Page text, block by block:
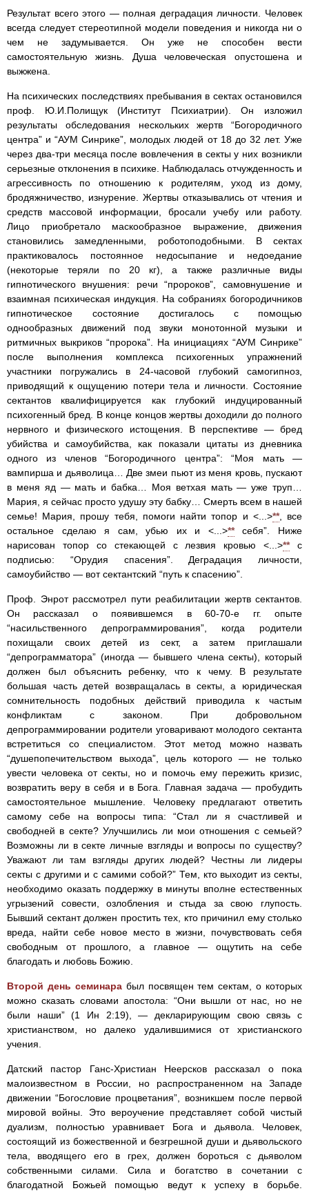
Результат всего этого — полная деградация личности. Человек
всегда следует стереотипной модели поведения и никогда ни о
чем не задумывается. Он уже не способен вести
самостоятельную жизнь. Душа человеческая опустошена и
выжжена.
На психических последствиях пребывания в сектах остановился
проф. Ю.И.Полищук (Институт Психиатрии). Он изложил
результаты обследования нескольких жертв “Богородичного
центра” и “АУМ Синрике”, молодых людей от 18 до 32 лет. Уже
через два-три месяца после вовлечения в секты у них возникли
серьезные отклонения в психике. Наблюдалась отчужденность и
агрессивность по отношению к родителям, уход из дому,
бродяжничество, изнурение. Жертвы отказывались от чтения и
средств массовой информации, бросали учебу или работу.
Лицо приобретало маскообразное выражение, движения
становились замедленными, роботоподобными. В сектах
практиковалось постоянное недосыпание и недоедание
(некоторые теряли по 20 кг), а также различные виды
гипнотического внушения: речи “пророков”, самовнушение и
взаимная психическая индукция. На собраниях богородичников
гипнотическое состояние достигалось с помощью
однообразных движений под звуки монотонной музыки и
ритмичных выкриков “пророка”. На инициациях “АУМ Синрике”
после выполнения комплекса психогенных упражнений
участники погружались в 24-часовой глубокий самогипноз,
приводящий к ощущению потери тела и личности. Состояние
сектантов квалифицируется как глубокий индуцированный
психогенный бред. В конце концов жертвы доходили до полного
нервного и физического истощения. В перспективе — бред
убийства и самоубийства, как показали цитаты из дневника
одного из членов “Богородичного центра”: “Моя мать —
вампирша и дьяволица… Две змеи пьют из меня кровь, пускают
в меня яд — мать и бабка… Моя ветхая мать — уже труп…
Мария, я сейчас просто удушу эту бабку… Смерть всем в нашей
семье! Мария, прошу тебя, помоги найти топор и <...>**, все
остальное сделаю я сам, убью их и <...>**себя”. Ниже
нарисован топор со стекающей с лезвия кровью <...>**с
подписью: “Орудия спасения”. Деградация личности,
самоубийство — вот сектантский “путь к спасению”.
Проф. Энрот рассмотрел пути реабилитации жертв сектантов.
Он рассказал о появившемся в 60-70-е гг. опыте
“насильственного депрограммирования”, когда родители
похищали своих детей из сект, а затем приглашали
“депрограмматора” (иногда — бывшего члена секты), который
должен был объяснить ребенку, что к чему. В результате
большая часть детей возвращалась в секты, а юридическая
сомнительность подобных действий приводила к частым
конфликтам с законом. При добровольном
депрограммировании родители уговаривают молодого сектанта
встретиться со специалистом. Этот метод можно назвать
“душепопечительством выхода”, цель которого — не только
увести человека от секты, но и помочь ему пережить кризис,
возвратить веру в себя и в Бога. Главная задача — пробудить
самостоятельное мышление. Человеку предлагают ответить
самому себе на вопросы типа: “Стал ли я счастливей и
свободней в секте? Улучшились ли мои отношения с семьей?
Возможны ли в секте личные взгляды и вопросы по существу?
Уважают ли там взгляды других людей? Честны ли лидеры
секты с другими и с самими собой?” Тем, кто выходит из секты,
необходимо оказать поддержку в минуты вполне естественных
угрызений совести, озлобления и стыда за свою глупость.
Бывший сектант должен простить тех, кто причинил ему столько
вреда, найти себе новое место в жизни, почувствовать себя
свободным от прошлого, а главное — ощутить на себе
благодать и любовь Божию.
Второй день семинарабыл посвящен тем сектам, о которых
можно сказать словами апостола: “Они вышли от нас, но не
были наши” (1 Ин 2:19), — декларирующим свою связь с
христианством, но далеко удалившимися от христианского
учения.
Датский пастор Ганс-Христиан Неерсков рассказал о пока
малоизвестном в России, но распространенном на Западе
движении “Богословие процветания”, возникшем после первой
мировой войны. Это вероучение представляет собой чистый
дуализм, полностью уравнивает Бога и дьявола. Человек,
состоящий из божественной и безгрешной души и дьявольского
тела, вводящего его в грех, должен бороться с дьяволом
собственными силами. Сила и богатство в сочетании с
благодатной Божьей помощью ведут к успеху в борьбе.